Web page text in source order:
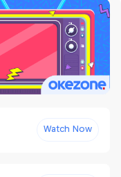
Watch Now